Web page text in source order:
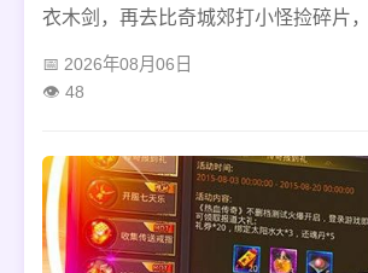
衣木剑，再去比奇城郊打小怪捡碎片
币，交易行蹲低价沃玛件，加个散人
2026年08月06日
48